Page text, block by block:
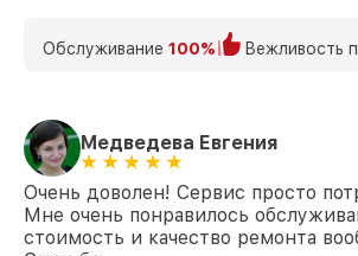
Обслуживание 100% Вежливость
Медведева Евгения
Очень доволен! Сервис просто
Мне очень понравилось
стоимость и качество ремонта